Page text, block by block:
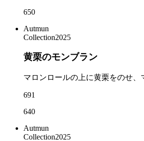
650
Autmun
Collection2025
黄栗のモンブラン
マロンロールの上に黄栗をのせ、
691
640
Autmun
Collection2025